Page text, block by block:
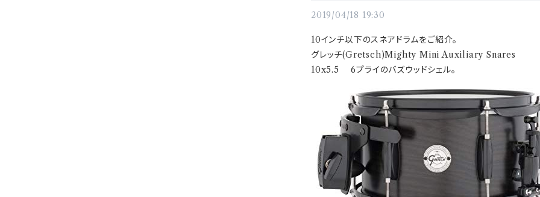
2019/04/18 19:30
10インチ以下のスネアドラムをご紹介。
グレッチ(Gretsch)Mighty Mini Auxiliary Snares
10x5.5 6プライのバズウッドシェル。